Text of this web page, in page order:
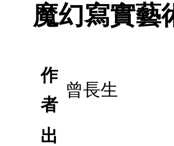
魔幻寫實藝
作
者
曾長生
出